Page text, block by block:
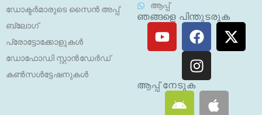
ഡോക്ടർമാരുടെ സൈൻ അപ്പ്
ബ്ലോഗ്
പ്രോട്ടോക്കോളുകൾ
ഡോഫോഡി സ്റ്റാൻഡേർഡ്
കൺസൾട്ടേഷനുകൾ
ആപ്പ്
ഞങ്ങളെ പിന്തുടരുക
യൂ
ട്യൂ
ഫേ
സ്ബു
ക്ക്
എ
ഇ
ൻ
സ്റ്റാ
ഗ്രാം
ആപ്പ് നേടുക
ആ
ആ